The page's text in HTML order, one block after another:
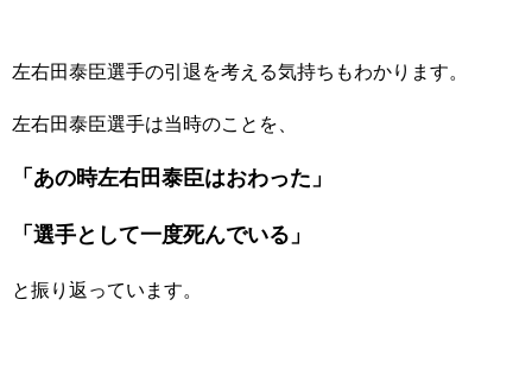
左右田泰臣選手の引退を考える気持ちもわかります。
左右田泰臣選手は当時のことを、
「あの時左右田泰臣はおわった」
「選手として一度死んでいる」
と振り返っています。